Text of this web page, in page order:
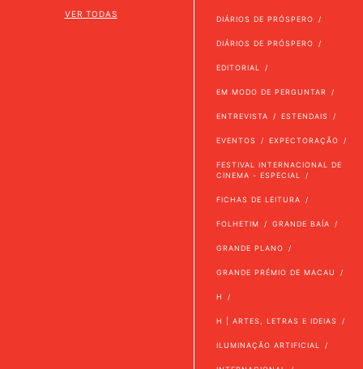
VER TODAS
DIÁRIOS DE PRÓSPERO
DIÁRIOS DE PRÓSPERO
EDITORIAL
EM MODO DE PERGUNTAR
ENTREVISTA ESTENDAIS
EVENTOS EXPECTORAÇÃO
FESTIVAL INTERNACIONAL DE
CINEMA - ESPECIAL
FICHAS DE LEITURA
FOLHETIM GRANDE BAÍA
GRANDE PLANO
GRANDE PRÉMIO DE MACAU
H
H | ARTES, LETRAS E IDEIAS
ILUMINAÇÃO ARTIFICIAL